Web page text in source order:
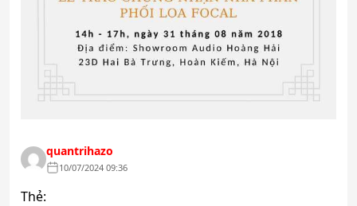
quantrihazo
10/07/2024 09:36
Thẻ: